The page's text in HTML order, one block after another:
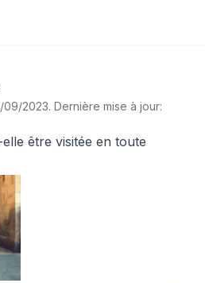
09/2023. Dernière mise à jour:
être visitée en toute